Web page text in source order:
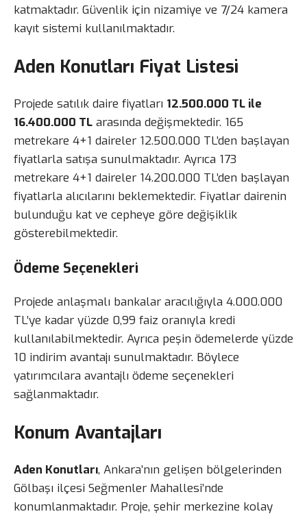
katmaktadır. Güvenlik için nizamiye ve 7/24 kamera
kayıt sistemi kullanılmaktadır.
Aden Konutları Fiyat Listesi
Projede satılık daire fiyatları 12.500.000 TL ile
16.400.000 TL arasında değişmektedir. 165
metrekare 4+1 daireler 12.500.000 TL’den başlayan
fiyatlarla satışa sunulmaktadır. Ayrıca 173
metrekare 4+1 daireler 14.200.000 TL’den başlayan
fiyatlarla alıcılarını beklemektedir. Fiyatlar dairenin
bulunduğu kat ve cepheye göre değişiklik
gösterebilmektedir.
Ödeme Seçenekleri
Projede anlaşmalı bankalar aracılığıyla 4.000.000
TL’ye kadar yüzde 0,99 faiz oranıyla kredi
kullanılabilmektedir. Ayrıca peşin ödemelerde yüzde
10 indirim avantajı sunulmaktadır. Böylece
yatırımcılara avantajlı ödeme seçenekleri
sağlanmaktadır.
Konum Avantajları
Aden Konutları, Ankara’nın gelişen bölgelerinden
Gölbaşı ilçesi Seğmenler Mahallesi’nde
konumlanmaktadır. Proje, şehir merkezine kolay